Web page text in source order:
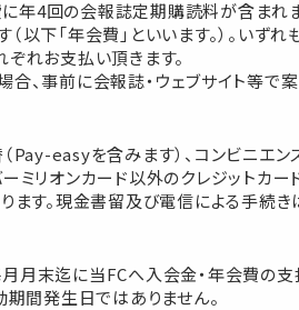
年4回の会報誌定期購読料が含まれ
以下「年会費」といいます。）。いず
れお支払い頂きます。
事前に会報誌・ウェブサイト等で案
easyを含みます）、コンビニエン
ミリオンカード以外のクレジットカ
す。現金書留及び電信による手続き
末迄に当FCへ入会金・年会費の支
間発生日ではありません。